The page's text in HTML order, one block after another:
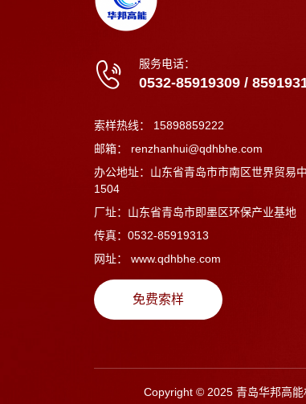
服务电话：
0532-85919309 /
索样热线： 15898859222
邮箱： renzhanhui@qdhbhe.com
办公地址：山东省青岛市市南区世界贸易
1504
厂址：山东省青岛市即墨区环保产业基地
传真：0532-85919313
网址： www.qdhbhe.com
免费索样
Copyright © 2025 青岛华邦高能